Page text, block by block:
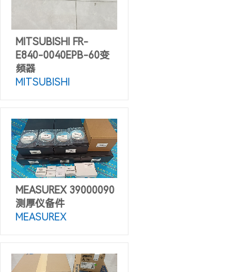
MITSUBISHI FR-
E840-0040EPB-60变
频器
MITSUBISHI
MEASUREX 39000090
测厚仪备件
MEASUREX